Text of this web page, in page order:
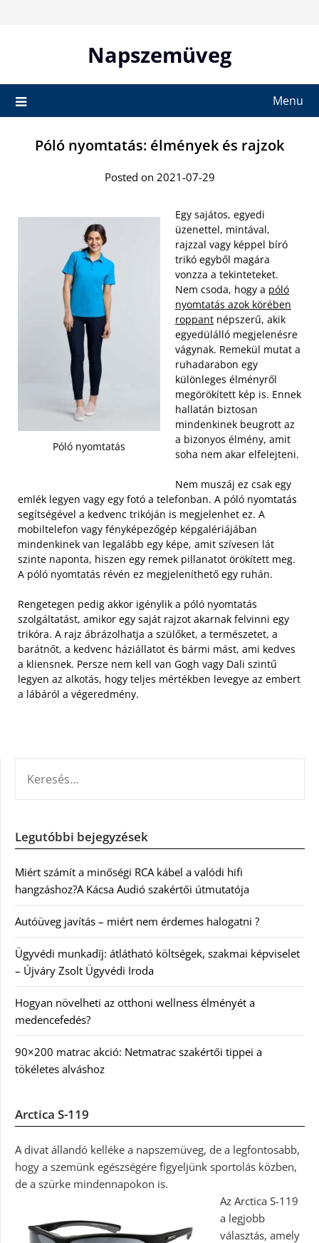
Napszemüveg
Menu
Póló nyomtatás: élmények és rajzok
Posted on 2021-07-29
Póló nyomtatás
Egy sajátos, egyedi
üzenettel, mintával,
rajzzal vagy képpel bíró
trikó egyből magára
vonzza a tekinteteket.
Nem csoda, hogy a póló
nyomtatás azok körében
roppant népszerű, akik
egyedülálló megjelenésre
vágynak. Remekül mutat a
ruhadarabon egy
különleges élményről
megörökített kép is. Ennek
hallatán biztosan
mindenkinek beugrott az
a bizonyos élmény, amit
soha nem akar elfelejteni.
Nem muszáj ez csak egy
emlék legyen vagy egy fotó a telefonban. A póló nyomtatás
segítségével a kedvenc trikóján is megjelenhet ez. A
mobiltelefon vagy fényképezőgép képgalériájában
mindenkinek van legalább egy képe, amit szívesen lát
szinte naponta, hiszen egy remek pillanatot örökített meg.
A póló nyomtatás révén ez megjeleníthető egy ruhán.
Rengetegen pedig akkor igénylik a póló nyomtatás
szolgáltatást, amikor egy saját rajzot akarnak felvinni egy
trikóra. A rajz ábrázolhatja a szülőket, a természetet, a
barátnőt, a kedvenc háziállatot és bármi mást, ami kedves
a kliensnek. Persze nem kell van Gogh vagy Dali szintű
legyen az alkotás, hogy teljes mértékben levegye az embert
a lábáról a végeredmény.
Legutóbbi bejegyzések
Miért számít a minőségi RCA kábel a valódi hifi
hangzáshoz?A Kácsa Audió szakértői útmutatója
Autóüveg javítás – miért nem érdemes halogatni ?
Ügyvédi munkadíj: átlátható költségek, szakmai képviselet
– Újváry Zsolt Ügyvédi Iroda
Hogyan növelheti az otthoni wellness élményét a
medencefedés?
90×200 matrac akció: Netmatrac szakértői tippei a
tökéletes alváshoz
Arctica S-119
A divat állandó kelléke a napszemüveg, de a legfontosabb,
hogy a szemünk egészségére figyeljünk sportolás közben,
de a szürke mindennapokon is.
Az Arctica S-119
a legjobb
választás, amely